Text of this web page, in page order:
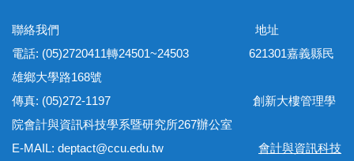
聯絡我們 地址
電話: (05)2720411轉24501~24503 621301嘉義縣民
雄鄉大學路168號
傳真: (05)272-1197 創新大樓管理學
院會計與資訊科技學系暨研究所267辦公室
E-MAIL: deptact@ccu.edu.tw 會計與資訊科技